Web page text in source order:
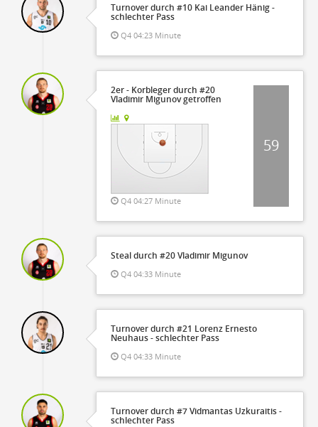
Turnover durch #10 Kai Leander Hänig -
schlechter Pass
Q4 04:23 Minute
2er - Korbleger durch #20
Vladimir Migunov getroffen
Q4 04:27 Minute
59
Steal durch #20 Vladimir Migunov
Q4 04:33 Minute
Turnover durch #21 Lorenz Ernesto
Neuhaus - schlechter Pass
Q4 04:33 Minute
Turnover durch #7 Vidmantas Uzkuraitis -
schlechter Pass